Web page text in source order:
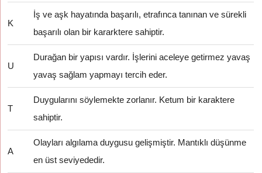
K
İş ve aşk hayatında başarılı, etrafınca tanınan ve sürekli
başarılı olan bir kararktere sahiptir.
U
Durağan bir yapısı vardır. İşlerini aceleye getirmez yavaş
yavaş sağlam yapmayı tercih eder.
T
Duygularını söylemekte zorlanır. Ketum bir karaktere
sahiptir.
A
Olayları algılama duygusu gelişmiştir. Mantıklı düşünme
en üst seviyededir.